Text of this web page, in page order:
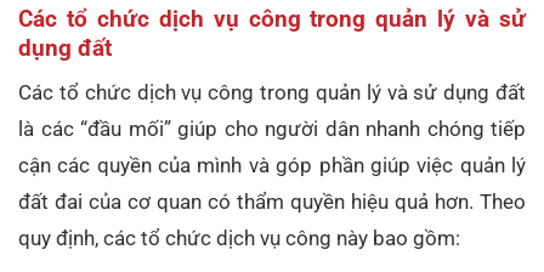
Các tổ chức dịch vụ công trong quản lý và sử
dụng đất
Các tổ chức dịch vụ công trong quản lý và sử dụng đất
là các “đầu mối” giúp cho người dân nhanh chóng tiếp
cận các quyền của mình và góp phần giúp việc quản lý
đất đai của cơ quan có thẩm quyền hiệu quả hơn. Theo
quy định, các tổ chức dịch vụ công này bao gồm: